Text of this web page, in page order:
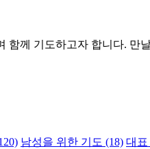
함께 기도하고자 합니다. 만
남성을 위한 기도 (18) 대표